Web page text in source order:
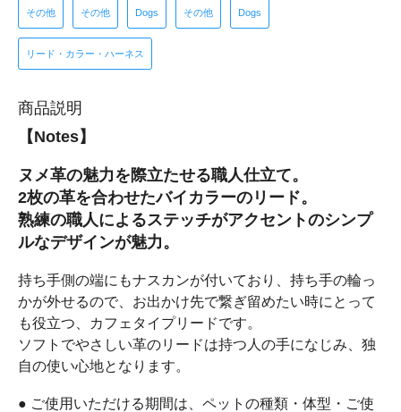
その他 その他 Dogs その他 Dogs
リード・カラー・ハーネス
商品説明
【Notes】
ヌメ革の魅力を際立たせる職人仕立て。
2枚の革を合わせたバイカラーのリード。
熟練の職人によるステッチがアクセントのシンプ
ルなデザインが魅力。
持ち手側の端にもナスカンが付いており、持ち手の輪っ
かが外せるので、お出かけ先で繋ぎ留めたい時にとって
も役立つ、カフェタイプリードです。
ソフトでやさしい革のリードは持つ人の手になじみ、独
自の使い心地となります。
● ご使用いただける期間は、ペットの種類・体型・ご使